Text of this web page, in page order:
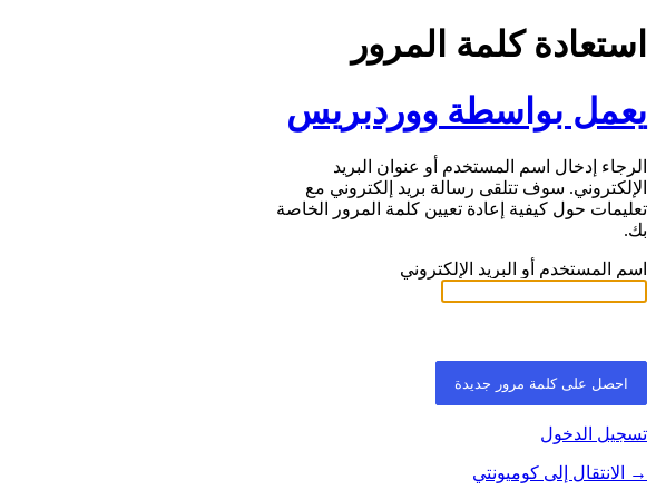
استعادة كلمة المرور
يعمل بواسطة ووردبريس
الرجاء إدخال اسم المستخدم أو عنوان البريد
الإلكتروني. سوف تتلقى رسالة بريد إلكتروني مع
تعليمات حول كيفية إعادة تعيين كلمة المرور الخاصة
بك.
اسم المستخدم أو البريد الإلكتروني
تسجيل الدخول
→ الانتقال إلى كوميونتي